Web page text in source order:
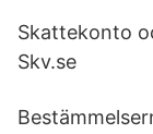
Skattekonto
Skv.se